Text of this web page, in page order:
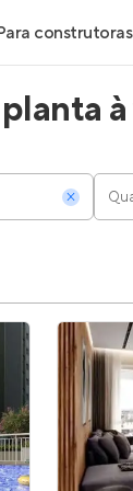
construtoras
Geração de
Geração de
Parcerias
Anunciar
Entrar no